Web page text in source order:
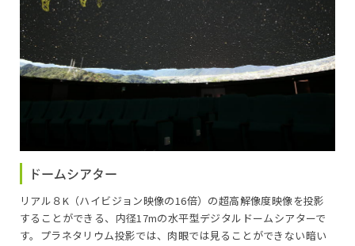
12:00～12:15
（無料投影）福井ダイジェスト ７～９月
12:30～12:45
（無料投影）福井ダイジェスト ７～９月
（無料投影）福井ダイジェスト ７～９月
名探偵コナン 灼熱の銀河鉄道（ギャラクシーレ
イルロード）
ドームシアター
リアル８K（ハイビジョン映像の16倍）の超高解像度映像を投影
することができる、内径17mの水平型デジタルドームシアターで
す。プラネタリウム投影では、肉眼では見ることができない暗い